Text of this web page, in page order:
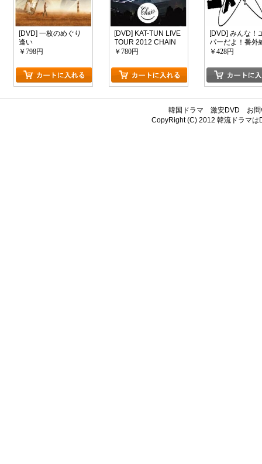
[DVD] 一枚のめぐり
逢い
￥798円
[DVD] KAT-TUN LIVE
TOUR 2012 CHAIN
at TOKYO DOME「邦
￥780円
[DVD] みんな！
パーだよ！番外
エスパー、都へ
￥428円
韓国ドラマ 激安DVD
お
CopyRight (C) 2012韓流ドラマは